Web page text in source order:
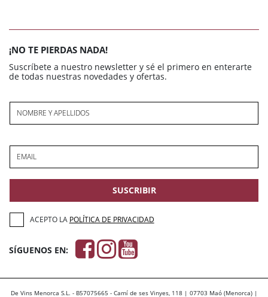
¡NO TE PIERDAS NADA!
Suscríbete a nuestro newsletter y sé el primero en enterarte
de todas nuestras novedades y ofertas.
NOMBRE Y APELLIDOS
EMAIL
SUSCRIBIR
ACEPTO LA POLÍTICA DE PRIVACIDAD
SÍGUENOS EN:
De Vins Menorca S.L. - B57075665 - Camí de ses Vinyes, 118 | 07703 Maó (Menorca) |